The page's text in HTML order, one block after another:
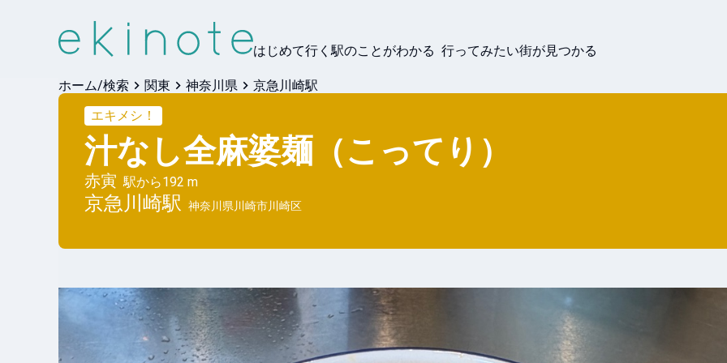
はじめて行く駅のことがわかる 行ってみたい街が見つかる
ホーム/検索 関東 神奈川県
京急川崎駅
エキメシ！
汁なし全麻婆麺（こってり）
赤寅 駅から192 m
京急川崎駅 神奈川県川崎市川崎区